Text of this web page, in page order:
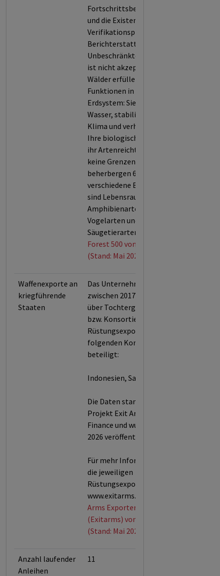
Fortschrittsberichterstattung
und die Existenz von
Verifikationsprozessen dieser
Berichterstattung (5).
Unbeschränkte Entwaldung
ist nicht akzeptabel, denn
Wälder erfüllen zentrale
Funktionen in unserem
Erdsystem: Sie filtern Luft und
Wasser, stabilisieren das
Klima und verhindern Erosion.
Ihre biologische Vielfalt und
ihr Artenreichtum kennen
keine Grenzen. Sie
beherbergen 60.000
verschiedene Baumarten und
sind Lebensraum für 80 % der
Amphibienarten, 75 % der
Vogelarten und 68 % der
Säugetierarten.
Forest 500 von Global Canopy
(Stand: Mai 2026)
Waffenexporte an
kriegführende
Staaten
Das Unternehmen war
zwischen 2017 und 2025 direkt,
über Tochtergesellschaften
bzw. Konsortien an
Rüstungsexporten in die
folgenden Konfliktstaaten
beteiligt:
Indonesien, Saudi-Arabien
Die Daten stammen aus dem
Projekt Exit Arms von Facing
Finance und wurden im Mai
2026 veröffentlicht.
Für mehr Informationen über
die jeweiligen
Rüstungsexporte siehe
www.exitarms.org.
Arms Exporters Exit List
(Exitarms) von Facing Finance
(Stand: Mai 2026)
Anzahl laufender
Anleihen
11